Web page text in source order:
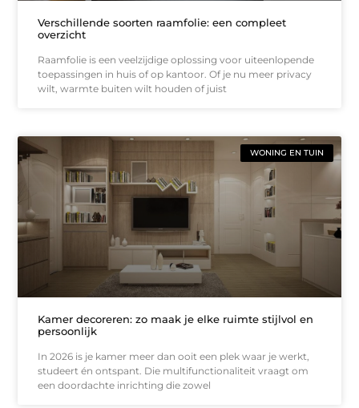
Verschillende soorten raamfolie: een compleet
overzicht
Raamfolie is een veelzijdige oplossing voor uiteenlopende
toepassingen in huis of op kantoor. Of je nu meer privacy
wilt, warmte buiten wilt houden of juist
WONING EN TUIN
Kamer decoreren: zo maak je elke ruimte stijlvol en
persoonlijk
In 2026 is je kamer meer dan ooit een plek waar je werkt,
studeert én ontspant. Die multifunctionaliteit vraagt om
een doordachte inrichting die zowel